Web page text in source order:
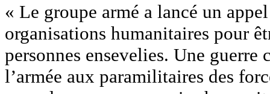
« Le groupe armé a lancé un
organisations humanitaires pour
personnes ensevelies. Une
l’armée aux paramilitaires des